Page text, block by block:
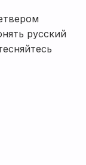
русский